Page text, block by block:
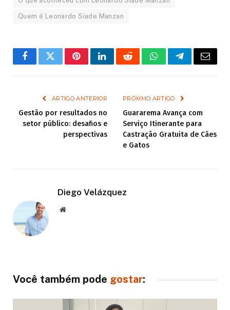
Quem é Leonardo Siade Manzan
FacebookTwitterPinterestLinkedInRedditWhatsAppTelegramEmail
ARTIGO ANTERIOR
Gestão por resultados no
setor público: desafios e
perspectivas
PRÓXIMO ARTIGO
Guararema Avança com
Serviço Itinerante para
Castração Gratuita de Cães
e Gatos
Diego Velázquez
Website
Você também pode gostar: